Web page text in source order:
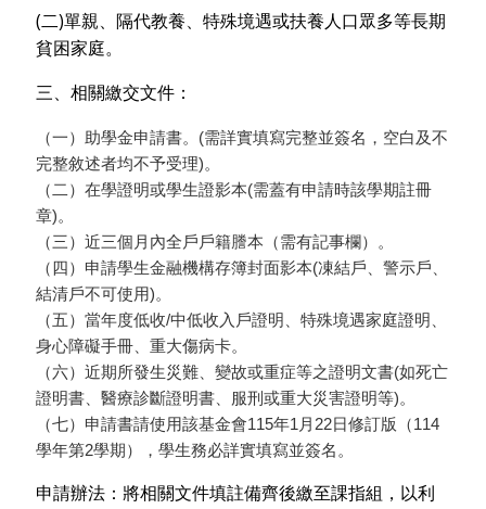
(二)單親、隔代教養、特殊境遇或扶養人口眾多等長期
貧困家庭。
三、相關繳交文件：
（一）助學金申請書。 (需詳實填寫完整並簽名，空白及不
完整敘述者均不予受理)。
（二）在學證明或學生證影本(需蓋有申請時該學期註冊
章)。
（三）近三個月內全戶戶籍謄本（需有記事欄）。
（四）申請學生金融機構存簿封面影本(凍結戶、警示戶、
結清戶不可使用)。
（五）當年度低收/中低收入戶證明、特殊境遇家庭證明、
身心障礙手冊、重大傷病卡。
（六）近期所發生災難、變故或重症等之證明文書(如死亡
證明書、醫療診斷證明書、服刑或重大災害證明等)。
（七）申請書請使用該基金會115年1 月 22日修訂版（114
學年第2學期），學生務必詳實填寫並簽名。
申請辦法：將相關文件填註備齊後繳至課指組，以利